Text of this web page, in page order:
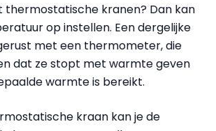
thermostatische kranen? Dan kan
op instellen. Een dergelijke
met een thermometer, die
dat ze stopt met warmte geven
warmte is bereikt.
kraan kan je de